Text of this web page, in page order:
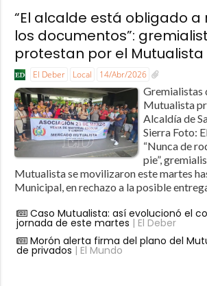
“El alcalde está obligado
los documentos”:
protestan por el Mutualista
El Deber Local 14/Abr/2026
Gremialistas
Mutualista
Alcaldía de
Sierra Foto:
“Nunca de
pie”,
Mutualista se movilizaron este martes
Municipal, en rechazo a la posible
Caso Mutualista: así evolucionó el
jornada de este martes | El Deber
Morón alerta firma del plano del
de privados | El Mundo